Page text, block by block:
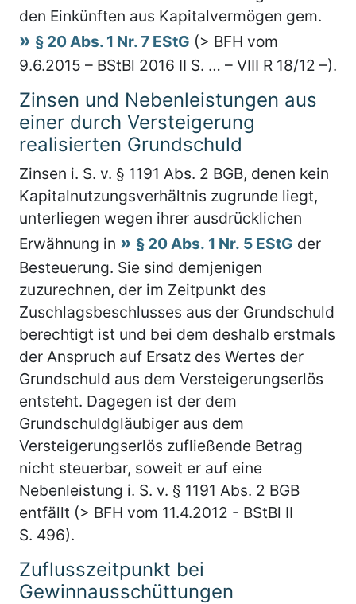
den Einkünften aus Kapitalvermögen gem.
§ 20 Abs. 1 Nr. 7 EStG (> BFH vom
9.6.2015 – BStBl 2016 II S. … – VIII R 18/12 –).
Zinsen und Nebenleistungen aus
einer durch Versteigerung
realisierten Grundschuld
Zinsen i. S. v. § 1191 Abs. 2 BGB, denen kein
Kapitalnutzungsverhältnis zugrunde liegt,
unterliegen wegen ihrer ausdrücklichen
Erwähnung in
§ 20 Abs. 1 Nr. 5 EStG der
Besteuerung. Sie sind demjenigen
zuzurechnen, der im Zeitpunkt des
Zuschlagsbeschlusses aus der Grundschuld
berechtigt ist und bei dem deshalb erstmals
der Anspruch auf Ersatz des Wertes der
Grundschuld aus dem Versteigerungserlös
entsteht. Dagegen ist der dem
Grundschuldgläubiger aus dem
Versteigerungserlös zufließende Betrag
nicht steuerbar, soweit er auf eine
Nebenleistung i. S. v. § 1191 Abs. 2 BGB
entfällt (> BFH vom 11.4.2012 - BStBl II
S. 496).
Zuflusszeitpunkt bei
Gewinnausschüttungen